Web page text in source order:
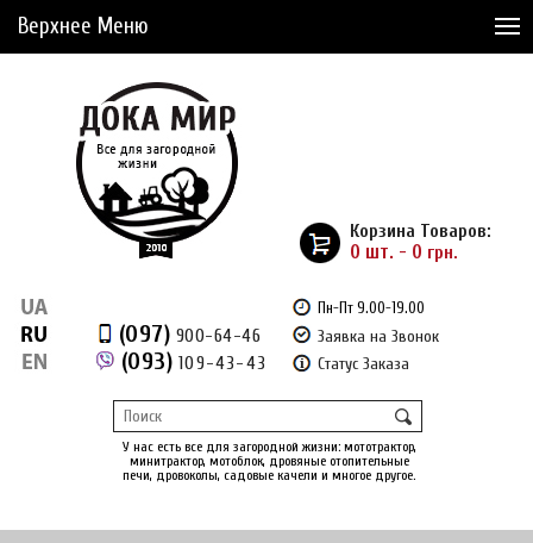
Верхнее Меню
Доставка и Оплата
Рассрочка
Доставка из Америки
Сравнение товаров (0)
Отложенные товары (0)
(097) 900-64-46
(093) 109-43-43
Пн-Пт 9.00-19.00
Заявка на Звонок
Статус Заказа
У нас есть все для загородной жизни: мототрактор,
минитрактор, мотоблок, дровяные отопительные
печи, дровоколы, садовые качели и многое другое.
Корзина Товаров:
0 шт. - 0 грн.